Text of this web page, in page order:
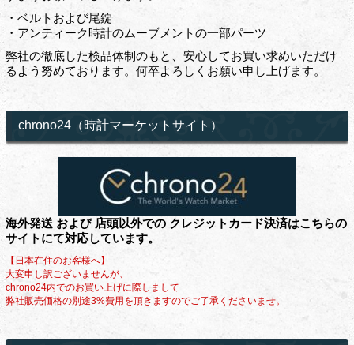
・ベルトおよび尾錠
・アンティーク時計のムーブメントの一部パーツ
弊社の徹底した検品体制のもと、安心してお買い求めいただけ
るよう努めております。何卒よろしくお願い申し上げます。
chrono24（時計マーケットサイト）
海外発送 および 店頭以外での クレジットカード決済はこちらの
サイトにて対応しています。
【日本在住のお客様へ】
大変申し訳ございませんが、
chrono24内でのお買い上げに際しまして
弊社販売価格の別途3%費用を頂きますのでご了承くださいませ。